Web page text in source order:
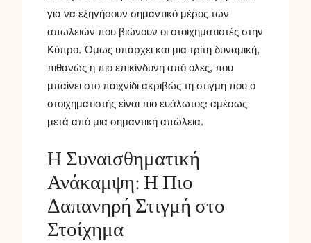
για να εξηγήσουν σημαντικό μέρος των
απωλειών που βιώνουν οι στοιχηματιστές στην
Κύπρο. Όμως υπάρχει και μια τρίτη δυναμική,
πιθανώς η πιο επικίνδυνη από όλες, που
μπαίνει στο παιχνίδι ακριβώς τη στιγμή που ο
στοιχηματιστής είναι πιο ευάλωτος: αμέσως
μετά από μια σημαντική απώλεια.
Η Συναισθηματική
Ανάκαμψη: Η Πιο
Δαπανηρή Στιγμή στο
Στοίχημα